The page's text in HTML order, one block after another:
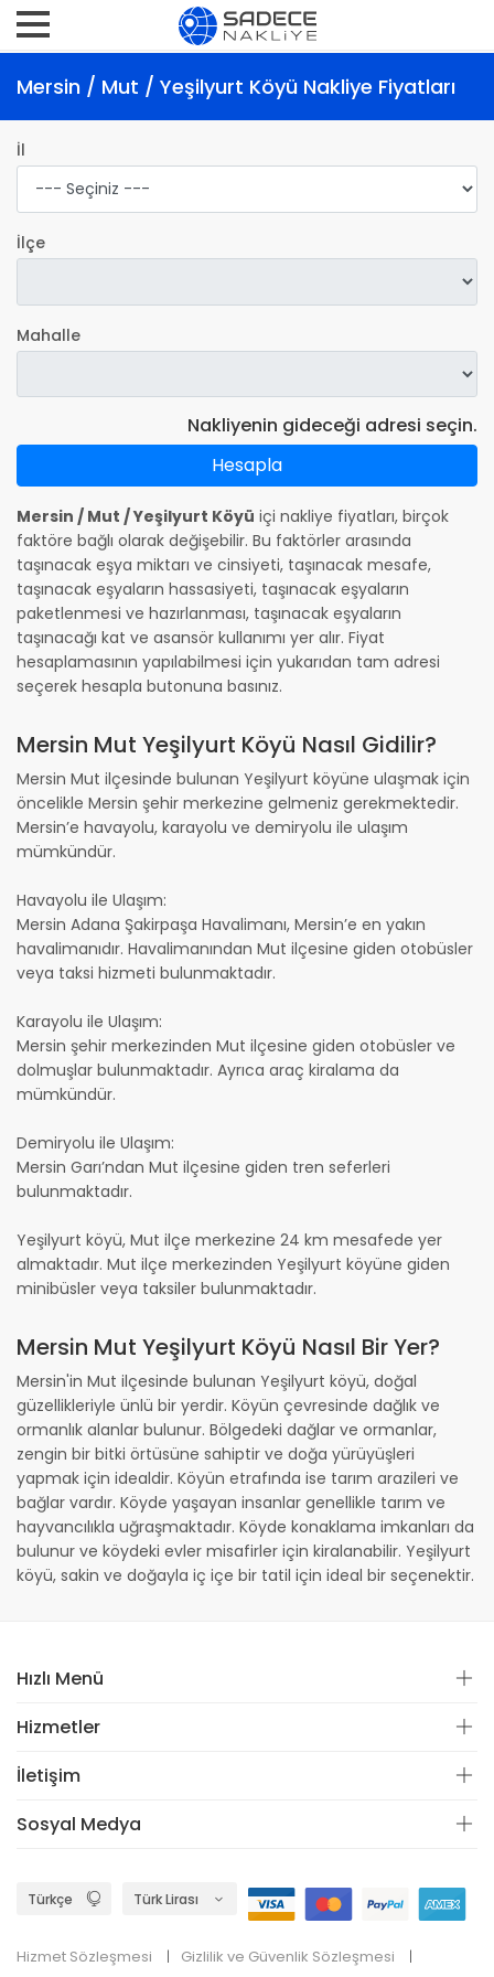
Mersin / Mut / Yeşilyurt Köyü Nakliye Fiyatları
İl
İlçe
Mahalle
Nakliyenin gideceği adresi seçin.
Hesapla
Mersin / Mut / Yeşilyurt Köyü içi nakliye fiyatları, birçok
faktöre bağlı olarak değişebilir. Bu faktörler arasında
taşınacak eşya miktarı ve cinsiyeti, taşınacak mesafe,
taşınacak eşyaların hassasiyeti, taşınacak eşyaların
paketlenmesi ve hazırlanması, taşınacak eşyaların
taşınacağı kat ve asansör kullanımı yer alır. Fiyat
hesaplamasının yapılabilmesi için yukarıdan tam adresi
seçerek hesapla butonuna basınız.
Mersin Mut Yeşilyurt Köyü Nasıl Gidilir?
Mersin Mut ilçesinde bulunan Yeşilyurt köyüne ulaşmak için
öncelikle Mersin şehir merkezine gelmeniz gerekmektedir.
Mersin’e havayolu, karayolu ve demiryolu ile ulaşım
mümkündür.
Havayolu ile Ulaşım:
Mersin Adana Şakirpaşa Havalimanı, Mersin’e en yakın
havalimanıdır. Havalimanından Mut ilçesine giden otobüsler
veya taksi hizmeti bulunmaktadır.
Karayolu ile Ulaşım:
Mersin şehir merkezinden Mut ilçesine giden otobüsler ve
dolmuşlar bulunmaktadır. Ayrıca araç kiralama da
mümkündür.
Demiryolu ile Ulaşım:
Mersin Garı’ndan Mut ilçesine giden tren seferleri
bulunmaktadır.
Yeşilyurt köyü, Mut ilçe merkezine 24 km mesafede yer
almaktadır. Mut ilçe merkezinden Yeşilyurt köyüne giden
minibüsler veya taksiler bulunmaktadır.
Mersin Mut Yeşilyurt Köyü Nasıl Bir Yer?
Mersin'in Mut ilçesinde bulunan Yeşilyurt köyü, doğal
güzellikleriyle ünlü bir yerdir. Köyün çevresinde dağlık ve
ormanlık alanlar bulunur. Bölgedeki dağlar ve ormanlar,
zengin bir bitki örtüsüne sahiptir ve doğa yürüyüşleri
yapmak için idealdir. Köyün etrafında ise tarım arazileri ve
bağlar vardır. Köyde yaşayan insanlar genellikle tarım ve
hayvancılıkla uğraşmaktadır. Köyde konaklama imkanları da
bulunur ve köydeki evler misafirler için kiralanabilir. Yeşilyurt
köyü, sakin ve doğayla iç içe bir tatil için ideal bir seçenektir.
Hızlı Menü
Hizmetler
İletişim
Sosyal Medya
Hizmet Sözleşmesi
Gizlilik ve Güvenlik Sözleşmesi